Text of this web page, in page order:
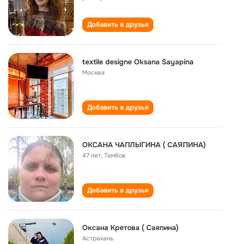
Добавить в друзья
textile designe Oksana Sayapina
Москва
Добавить в друзья
ОКСАНА ЧАПЛЫГИНА ( САЯПИНА)
47 лет,Тамбов
Добавить в друзья
Оксана Кретова ( Саяпина)
Астрахань